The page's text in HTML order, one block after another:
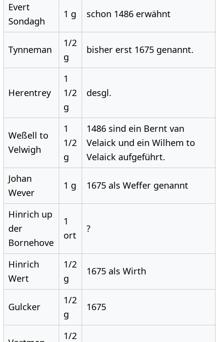
Evert
Sondagh
1 g schon 1486 erwähnt
Tynneman
1/2
g
bisher erst 1675 genannt.
Herentrey
1
1/2
g
desgl.
Weßell to
Velwigh
1
1/2
g
1486 sind ein Bernt van
Velaick und ein Wilhem to
Velaick aufgeführt.
Johan
Wever
1 g 1675 als Weffer genannt
Hinrich up
der
Bornehove
1
ort
?
Hinrich
Wert
1/2
g
1675 als Wirth
Gulcker
1/2
g
1675
1/2